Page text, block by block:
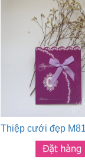
Thiệp cưới đẹp